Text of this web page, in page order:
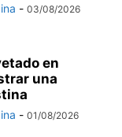
- 03/08/2026
en
una
- 01/08/2026